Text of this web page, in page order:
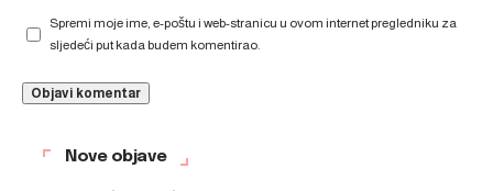
Spremi moje ime, e-poštu i web-stranicu u ovom internet pregledniku za
sljedeći put kada budem komentirao.
Nove objave